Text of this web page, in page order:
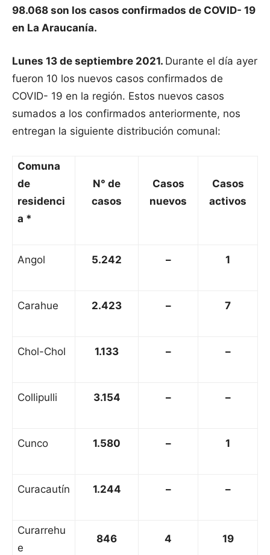
98.068 son los casos confirmados de COVID- 19
en La Araucanía.
Lunes 13 de septiembre 2021. Durante el día ayer
fueron 10 los nuevos casos confirmados de
COVID- 19 en la región. Estos nuevos casos
sumados a los confirmados anteriormente, nos
entregan la siguiente distribución comunal:
Comuna
de
residenci
a *
N° de
casos
Casos
nuevos
Casos
activos
Angol 5.242 – 1
Carahue 2.423 – 7
Chol-Chol 1.133 – –
Collipulli 3.154 – –
Cunco 1.580 – 1
Curacautín 1.244 – –
Curarrehu
e
846 4 19